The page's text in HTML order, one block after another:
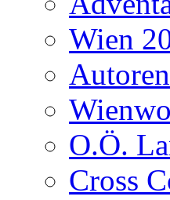
Wien
O.Ö.
Cross